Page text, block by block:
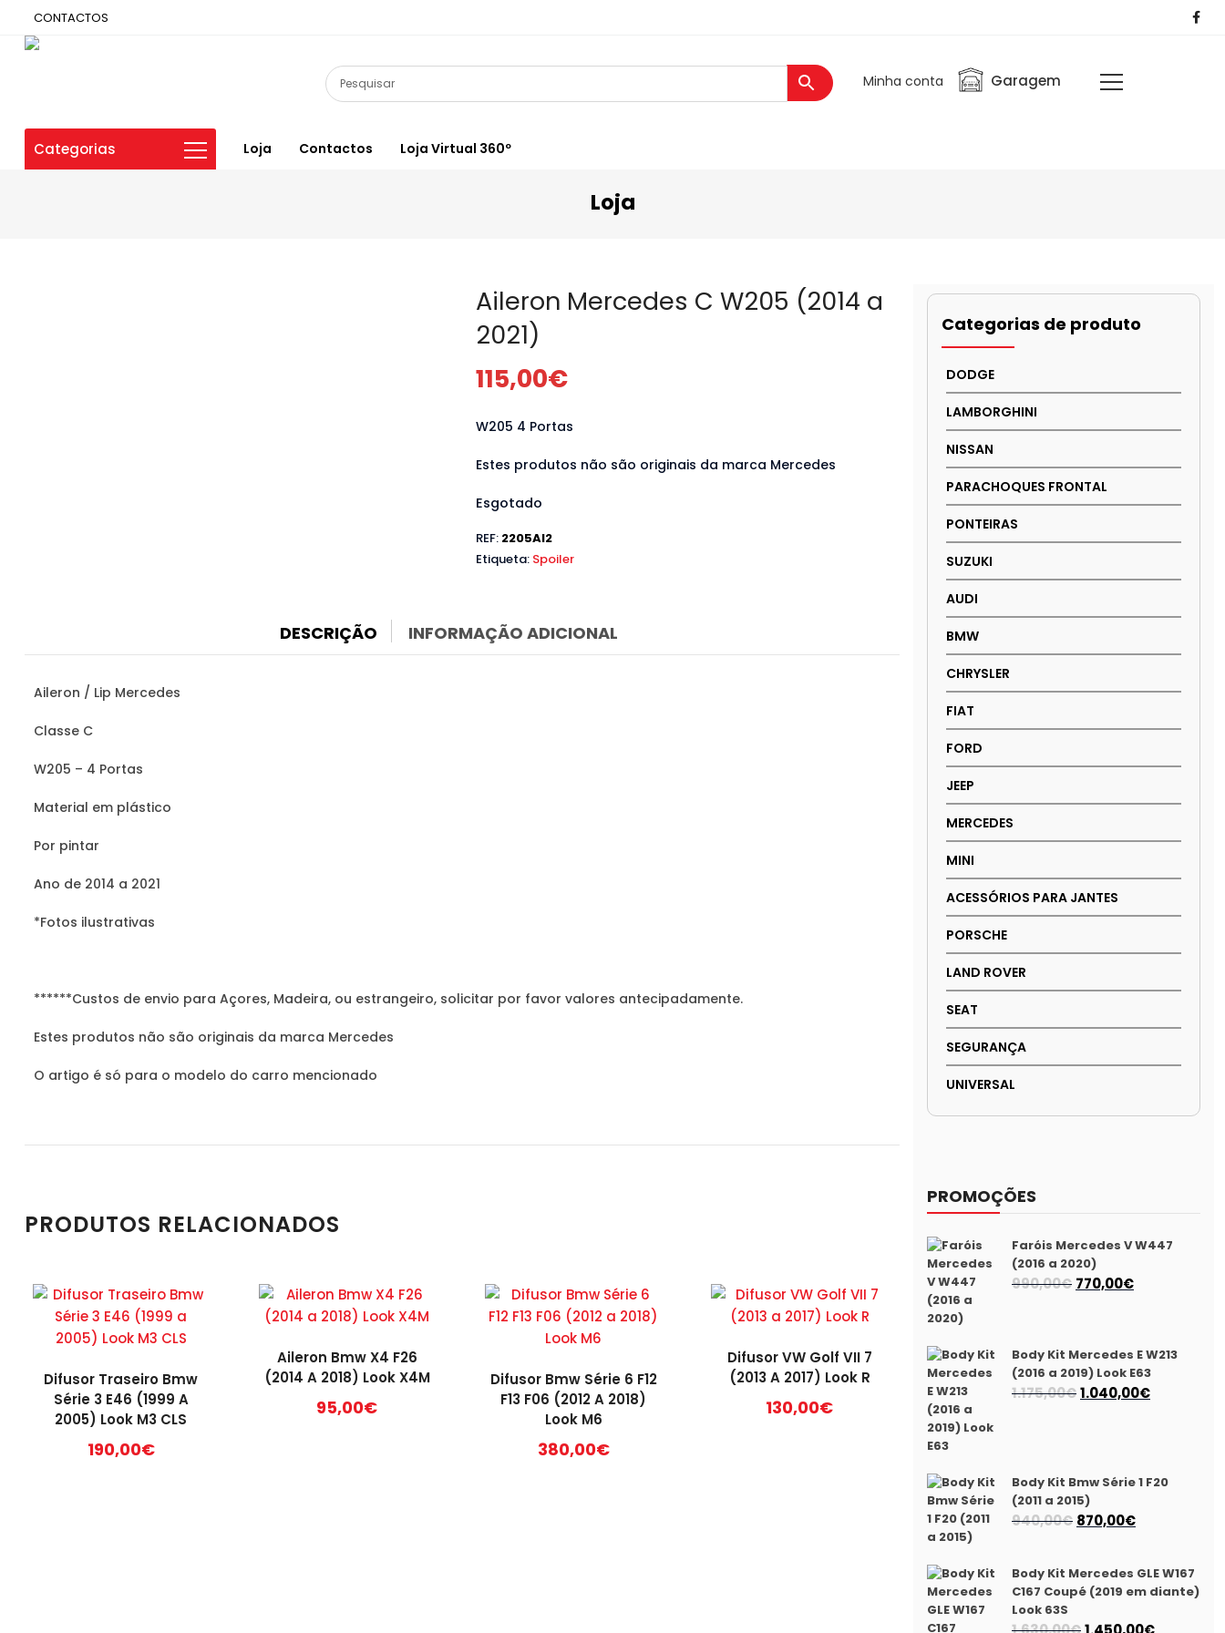
CONTACTOS
Minha conta Garagem
Categorias Loja Contactos Loja Virtual 360º
Loja
Aileron Mercedes C W205 (2014 a
2021)
115,00€
W205 4 Portas
Estes produtos não são originais da marca Mercedes
Esgotado
REF: 2205AI2
Etiqueta: Spoiler
DESCRIÇÃO INFORMAÇÃO ADICIONAL
Aileron / Lip Mercedes
Classe C
W205 – 4 Portas
Material em plástico
Por pintar
Ano de 2014 a 2021
*Fotos ilustrativas
******Custos de envio para Açores, Madeira, ou estrangeiro, solicitar por favor valores antecipadamente.
Estes produtos não são originais da marca Mercedes
O artigo é só para o modelo do carro mencionado
PRODUTOS RELACIONADOS
Difusor Traseiro Bmw
Série 3 E46 (1999 A
2005) Look M3 CLS
190,00€
Aileron Bmw X4 F26
(2014 A 2018) Look X4M
95,00€
Difusor Bmw Série 6 F12
F13 F06 (2012 A 2018)
Look M6
380,00€
Difusor VW Golf VII 7
(2013 A 2017) Look R
130,00€
Categorias de produto
DODGE
LAMBORGHINI
NISSAN
PARACHOQUES FRONTAL
PONTEIRAS
SUZUKI
AUDI
BMW
CHRYSLER
FIAT
FORD
JEEP
MERCEDES
MINI
ACESSÓRIOS PARA JANTES
PORSCHE
LAND ROVER
SEAT
SEGURANÇA
UNIVERSAL
PROMOÇÕES
Faróis Mercedes V W447
(2016 a 2020)
990,00€ O
era:
990,00€.
770,00€O
é:
770,00€.
Body Kit Mercedes E W213
(2016 a 2019) Look E63
1.175,00€O
1.175,00€.
1.040,00€O
1.040,00€.
Body Kit Bmw Série 1 F20
(2011 a 2015)
940,00€ O
era:
870,00€O
é:
Body Kit Mercedes GLE W167
C167 Coupé (2019 em diante)
Look 63S
O
O